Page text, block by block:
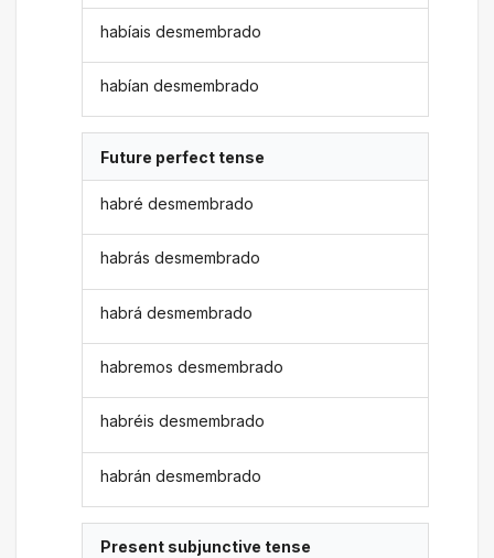
habíais desmembrado
habían desmembrado
Future perfect tense
habré desmembrado
habrás desmembrado
habrá desmembrado
habremos desmembrado
habréis desmembrado
habrán desmembrado
Present subjunctive tense